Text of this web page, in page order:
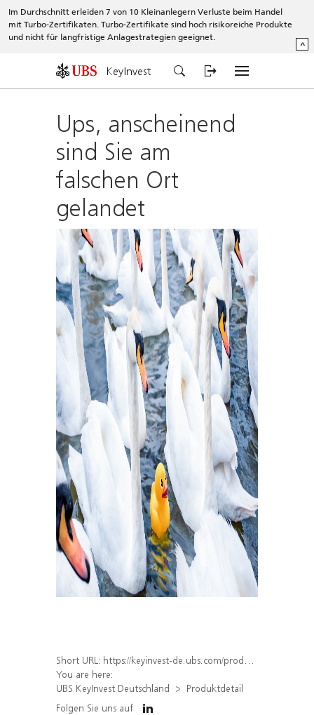
Im Durchschnitt erleiden 7 von 10 Kleinanlegern Verluste beim Handel
mit Turbo-Zertifikaten. Turbo-Zertifikate sind hoch risikoreiche Produkte
und nicht für langfristige Anlagestrategien geeignet.
^
KeyInvest
Ups, anscheinend
sind Sie am
falschen Ort
gelandet
Short URL: https://keyinvest-de.ubs.com/produkt/detail/index/isin/DE000WA7U3G8
You are here:
UBS KeyInvest Deutschland
Produktdetail
Folgen Sie uns auf